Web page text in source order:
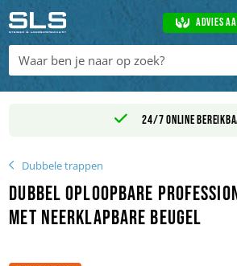
Advies
24/7 online
Dubbele trappen
Dubbel oploopbare
met neerklapbare beugel